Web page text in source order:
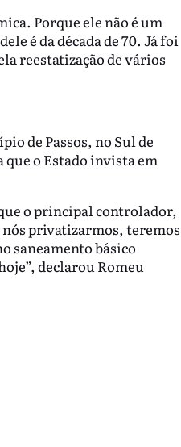
Porque ele não é um
é da década de 70. Já foi
reestatização de vários
de Passos, no Sul de
o Estado invista em
o principal controlador,
nós privatizarmos, teremos
saneamento básico
declarou Romeu